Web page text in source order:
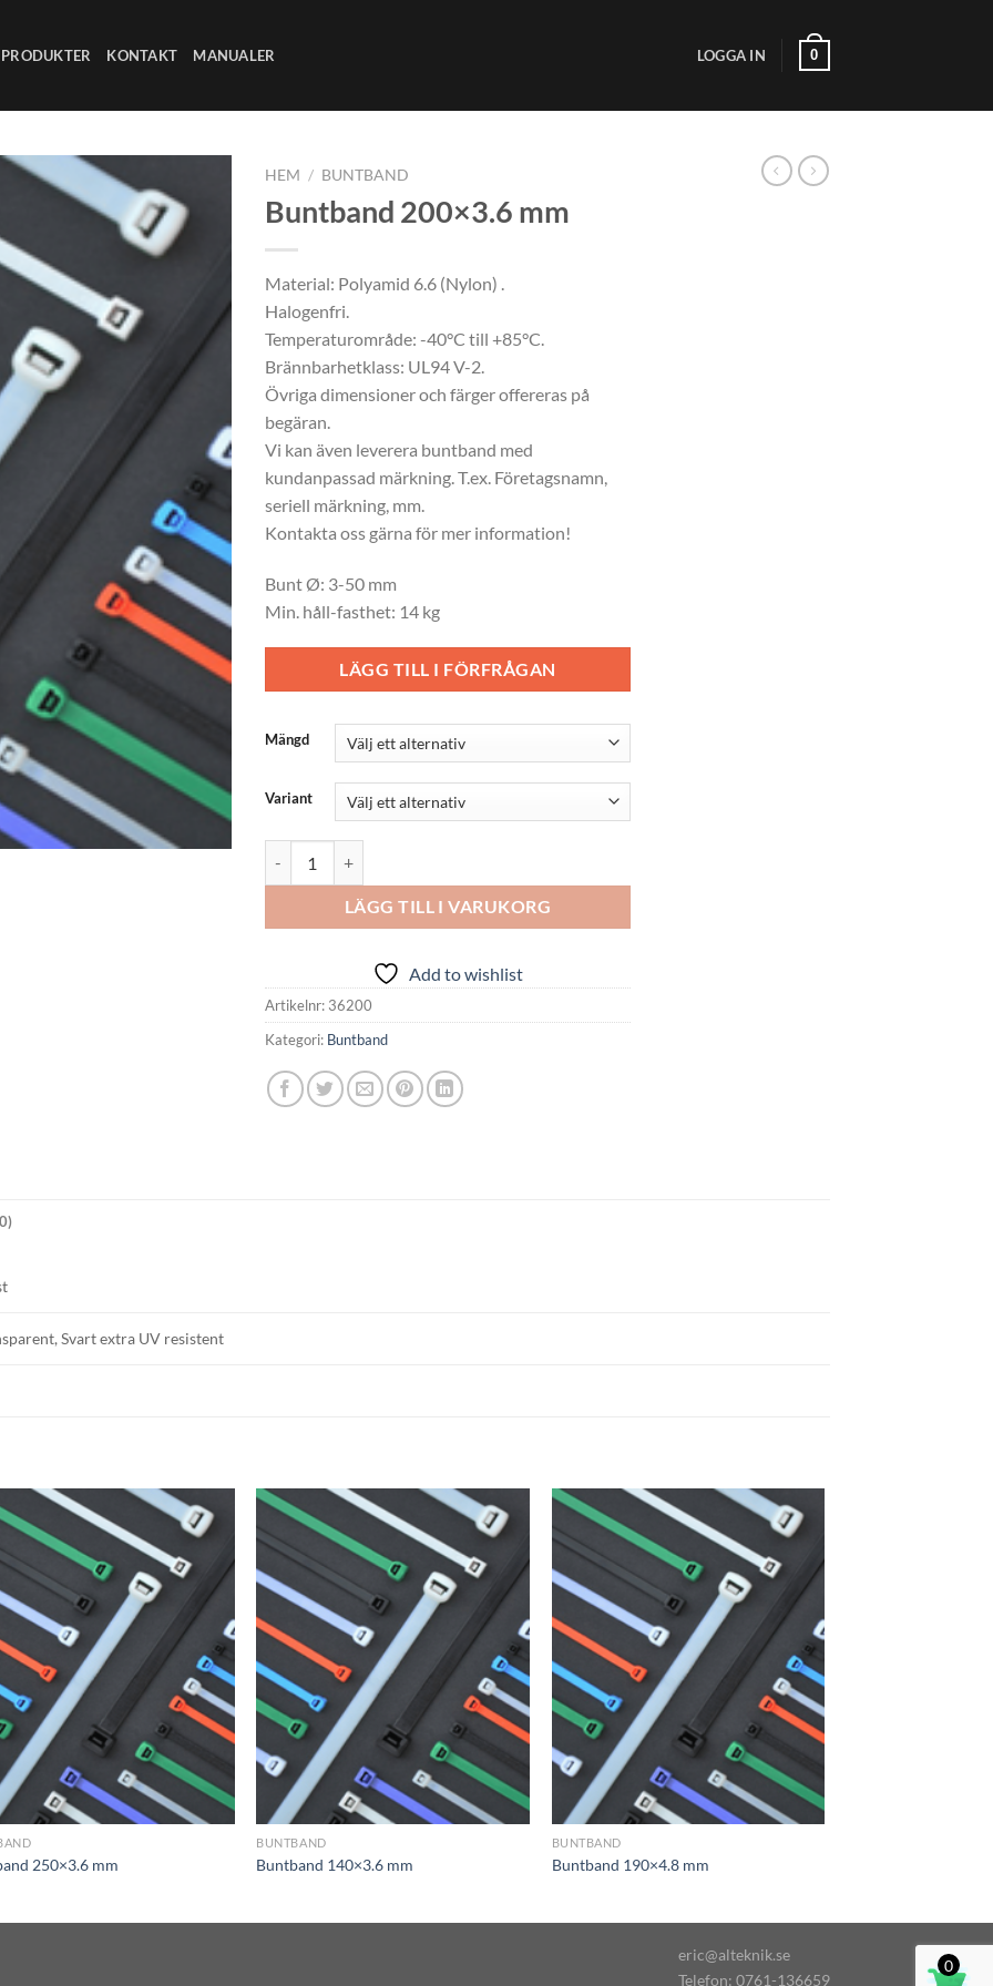
PRODUKTER KONTAKT MANUALER LOGGA IN 0
Add to
wishlist
HEM / BUNTBAND
Buntband 200×3.6 mm
Material: Polyamid 6.6 (Nylon) .
Halogenfri.
Temperaturområde: -40°C till +85°C.
Brännbarhetklass: UL94 V-2.
Övriga dimensioner och färger offereras på
begäran.
Vi kan även leverera buntband med
kundanpassad märkning. T.ex. Företagsnamn,
seriell märkning, mm.
Kontakta oss gärna för mer information!
Bunt Ø: 3-50 mm
Min. håll-fasthet: 14 kg
LÄGG TILL I FÖRFRÅGAN
Mängd
Variant
LÄGG TILL I VARUKORG
Add to wishlist
Artikelnr: 36200
Kategori: Buntband
Svart extra UV resistent
wishlist
250×3.6 mm
wishlist
BUNTBAND
Buntband 140×3.6 mm
wishlist
BUNTBAND
Buntband 190×4.8 mm
eric@alteknik.se
Telefon: 0761-136659
0